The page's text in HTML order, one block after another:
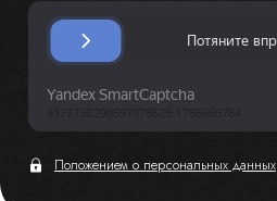
Положением о персональных данных